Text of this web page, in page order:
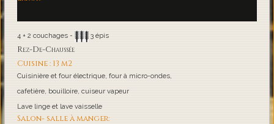
4 + 2 couchages - 3 épis
Rez-De-Chaussée
Cuisine : 13 m2
Cuisinière et four électrique, four à micro-ondes,
cafetière, bouilloire, cuiseur vapeur
Lave linge et lave vaisselle
Salon- salle à manger: